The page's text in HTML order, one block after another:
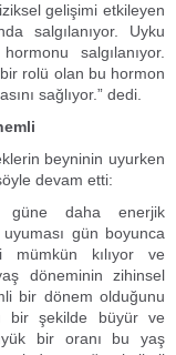
gelişimi etkileyen
salgılanıyor. Uyku
salgılanıyor.
rolü olan bu hormon
sağlıyor.” dedi.
beyninin uyurken
devam etti:
güne daha enerjik
gün boyunca
mümkün kılıyor ve
döneminin zihinsel
bir dönem olduğunu
bir şekilde büyür ve
bir oranı bu yaş